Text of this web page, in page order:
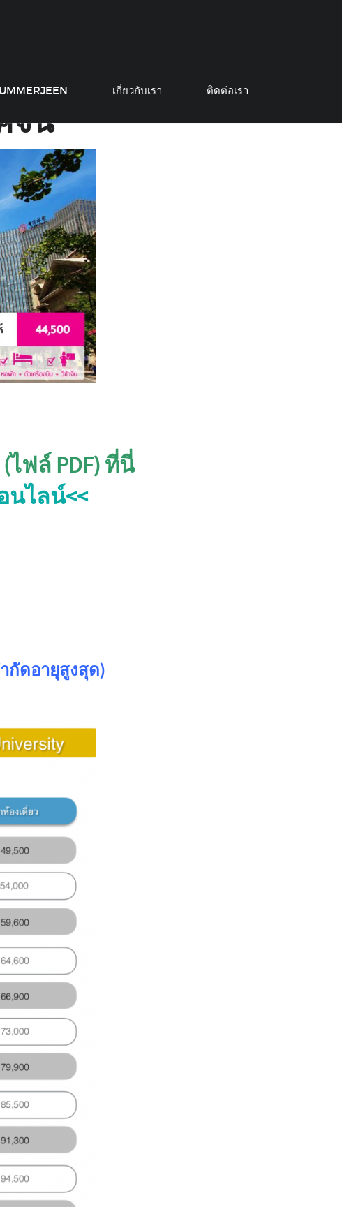
เกี่ยวกับเรา ติดต่อเรา
จีน
ฟล์ PDF) ที่นี่
นไลน์<<
กัดอายุสูงสุด)